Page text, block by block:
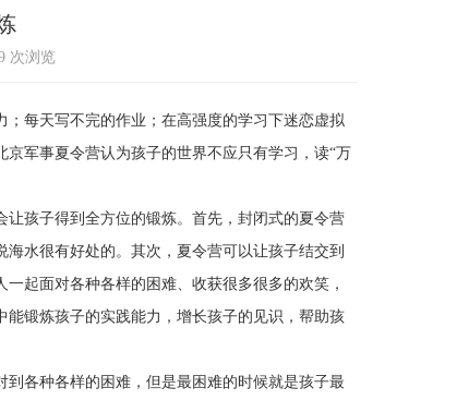
次浏览
每天写不完的作业；在高强度的学习下迷恋虚拟
军事夏令营认为孩子的世界不应只有学习，读“万
孩子得到全方位的锻炼。首先，封闭式的夏令营
水很有好处的。其次，夏令营可以让孩子结交到
起面对各种各样的困难、收获很多很多的欢笑，
锻炼孩子的实践能力，增长孩子的见识，帮助孩
各种各样的困难，但是最困难的时候就是孩子最